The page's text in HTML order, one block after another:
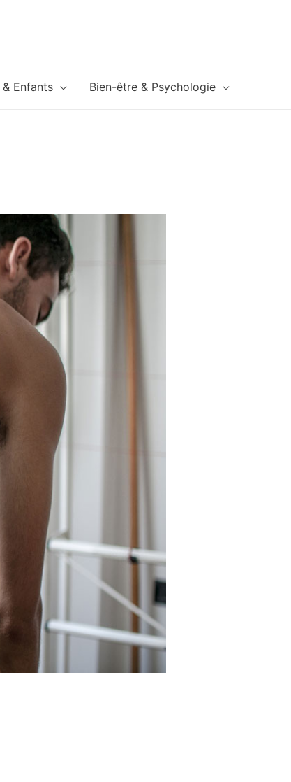
& Enfants Bien-être & Psychologie